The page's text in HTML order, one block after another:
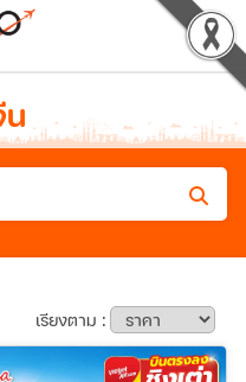
เรียงตาม :